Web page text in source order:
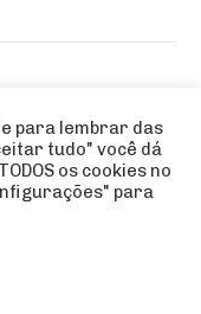
para lembrar das
tudo" você dá
os cookies no
para